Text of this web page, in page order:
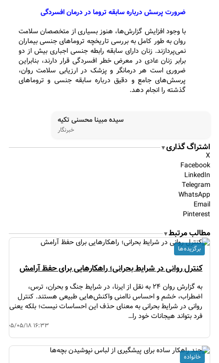
ضرورت پرسش درباره سابقه تروما در درمان افسردگی
با وجود افزایش گزارش‌ها، هنوز بسیاری از متخصصان سلامت
روان به طور کامل به بررسی تاریخچه تروماهای جنسی بیماران
نمی‌پردازند. زنان دارای سابقه رابطه جنسی اجباری بیش از دو
برابر زنان عادی در معرض خطر افسردگی قرار دارند، بنابراین
ضروری است هر درمانگر و پزشک در ارزیابی سلامت روان،
پرسش‌های جامع و دقیق درباره سابقه جنسی و تروماهای
گذشته را انجام دهد.
سیده مبینا محسنی تکیه
خبرنگار
اشتراگ گذاری▼
X
Facebook
LinkedIn
Telegram
WhatsApp
Email
Pinterest
مطالب مرتبط▼
کنترل روانی در شرایط بحرانی؛ راهکارهایی برای حفظ آرامش
به گزارش روان ۲۴ به نقل از ایرنا، در شرایط جنگ و بحران، ترس،
اضطراب، خشم و احساس ناامنی واکنش‌هایی طبیعی هستند. کنترل
روانی در شرایط بحرانی به معنای حذف این احساسات نیست؛ بلکه یعنی
فرد بتواند هیجانات خود را…
۱۴۰۵/۰۵/۱۸ ۱۶:۳۳
برگزیده ها
خانواده